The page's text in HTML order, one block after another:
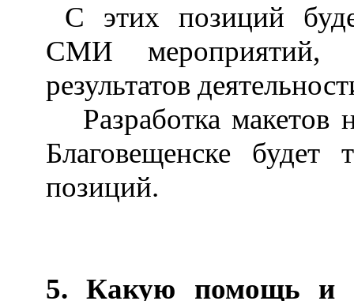
С этих позиций
СМИ мероприятий,
результатов
Разработка
Благовещенске будет
позиций.
5. Какую помощь и